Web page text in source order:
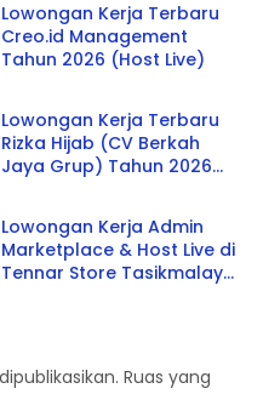
Lowongan Kerja Terbaru
Creo.id Management
Tahun 2026 (Host Live)
LOWONGAN KERJA
Lowongan Kerja Terbaru
Rizka Hijab (CV Berkah
Jaya Grup) Tahun 2026
Tasikmalaya
Lowongan Kerja Admin
Marketplace & Host Live di
Tennar Store Tasikmalaya
Ruas yang